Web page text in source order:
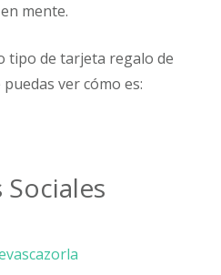
mente.
tipo de tarjeta regalo de
ver cómo es:
Sociales